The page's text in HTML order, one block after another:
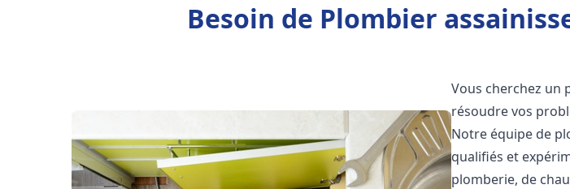
Besoin de Plombier
Vous cherchez un
résoudre vos
Notre équipe de
qualifiés et
plomberie, de